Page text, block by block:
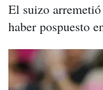
El suizo
haber pospuesto